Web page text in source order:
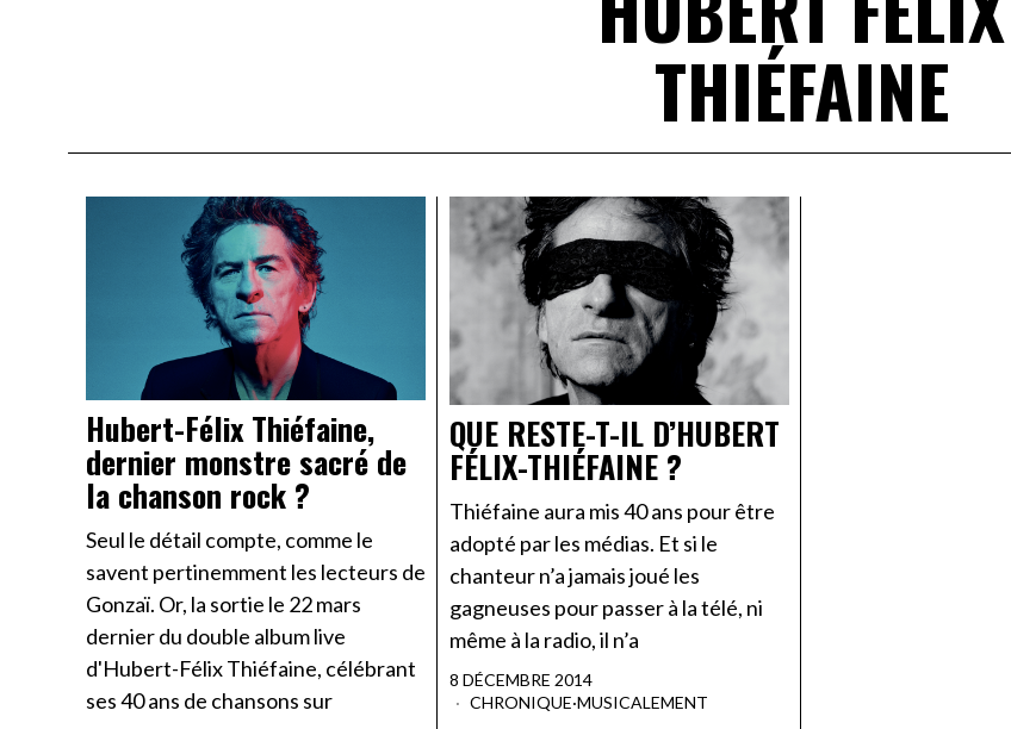
THIÉFAINE
Hubert-Félix Thiéfaine,
dernier monstre sacré de
la chanson rock ?
Seul le détail compte, comme le
savent pertinemment les lecteurs de
Gonzaï. Or, la sortie le 22 mars
dernier du double album live
d'Hubert-Félix Thiéfaine, célébrant
ses 40 ans de chansons sur
QUE RESTE-T-IL D’HUBERT
FÉLIX-THIÉFAINE ?
Thiéfaine aura mis 40 ans pour être
adopté par les médias. Et si le
chanteur n’a jamais joué les
gagneuses pour passer à la télé, ni
même à la radio, il n’a
8 DÉCEMBRE 2014
CHRONIQUE·MUSICALEMENT